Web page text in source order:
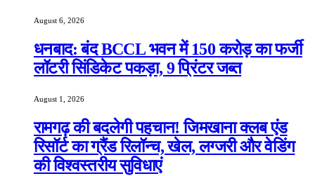
August 6, 2026
धनबाद: बंद BCCL भवन में 150 करोड़ का फर्जी
लॉटरी सिंडिकेट पकड़ा, 9 प्रिंटर जब्त
August 1, 2026
रामगढ़ की बदलेगी पहचान! जिमखाना क्लब एंड
रिसॉर्ट का ग्रैंड रिलॉन्च, खेल, लग्जरी और वेडिंग
की विश्वस्तरीय सुविधाएं